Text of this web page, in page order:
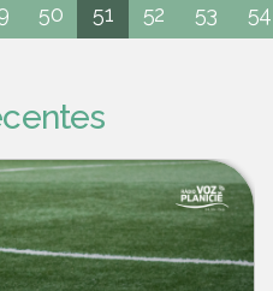
50 51 52 53 54